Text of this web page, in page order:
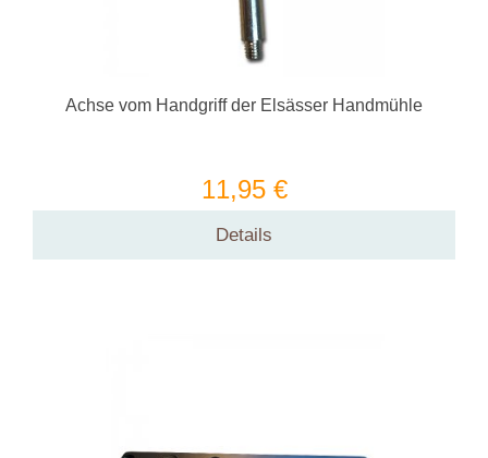
Achse vom Handgriff der Elsässer Handmühle
11,95 €
Details